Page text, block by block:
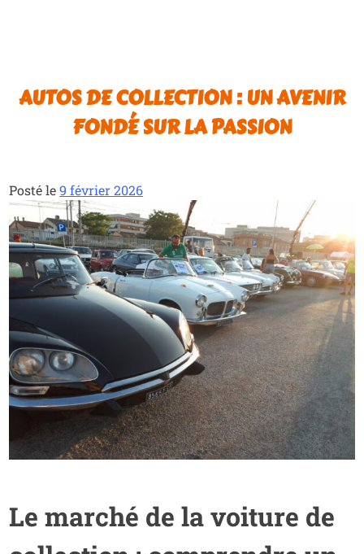
AUTOS DE COLLECTION : UN AVENIR
FONDÉ SUR LA PASSION
Posté le9 février 2026
Le marché de la voiture de